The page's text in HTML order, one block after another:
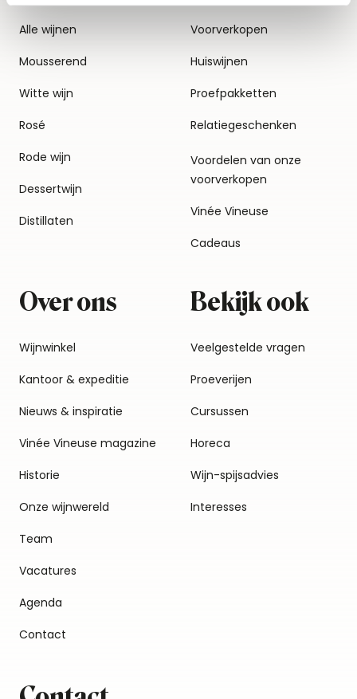
Alle wijnen
Mousserend
Witte wijn
Rosé
Rode wijn
Dessertwijn
Distillaten
Voorverkopen
Huiswijnen
Proefpakketten
Relatiegeschenken
Voordelen van onze
voorverkopen
Vinée Vineuse
Cadeaus
Over ons
Wijnwinkel
Kantoor & expeditie
Nieuws & inspiratie
Vinée Vineuse magazine
Historie
Onze wijnwereld
Team
Vacatures
Agenda
Contact
Bekijk ook
Veelgestelde vragen
Proeverijen
Cursussen
Horeca
Wijn-spijsadvies
Interesses